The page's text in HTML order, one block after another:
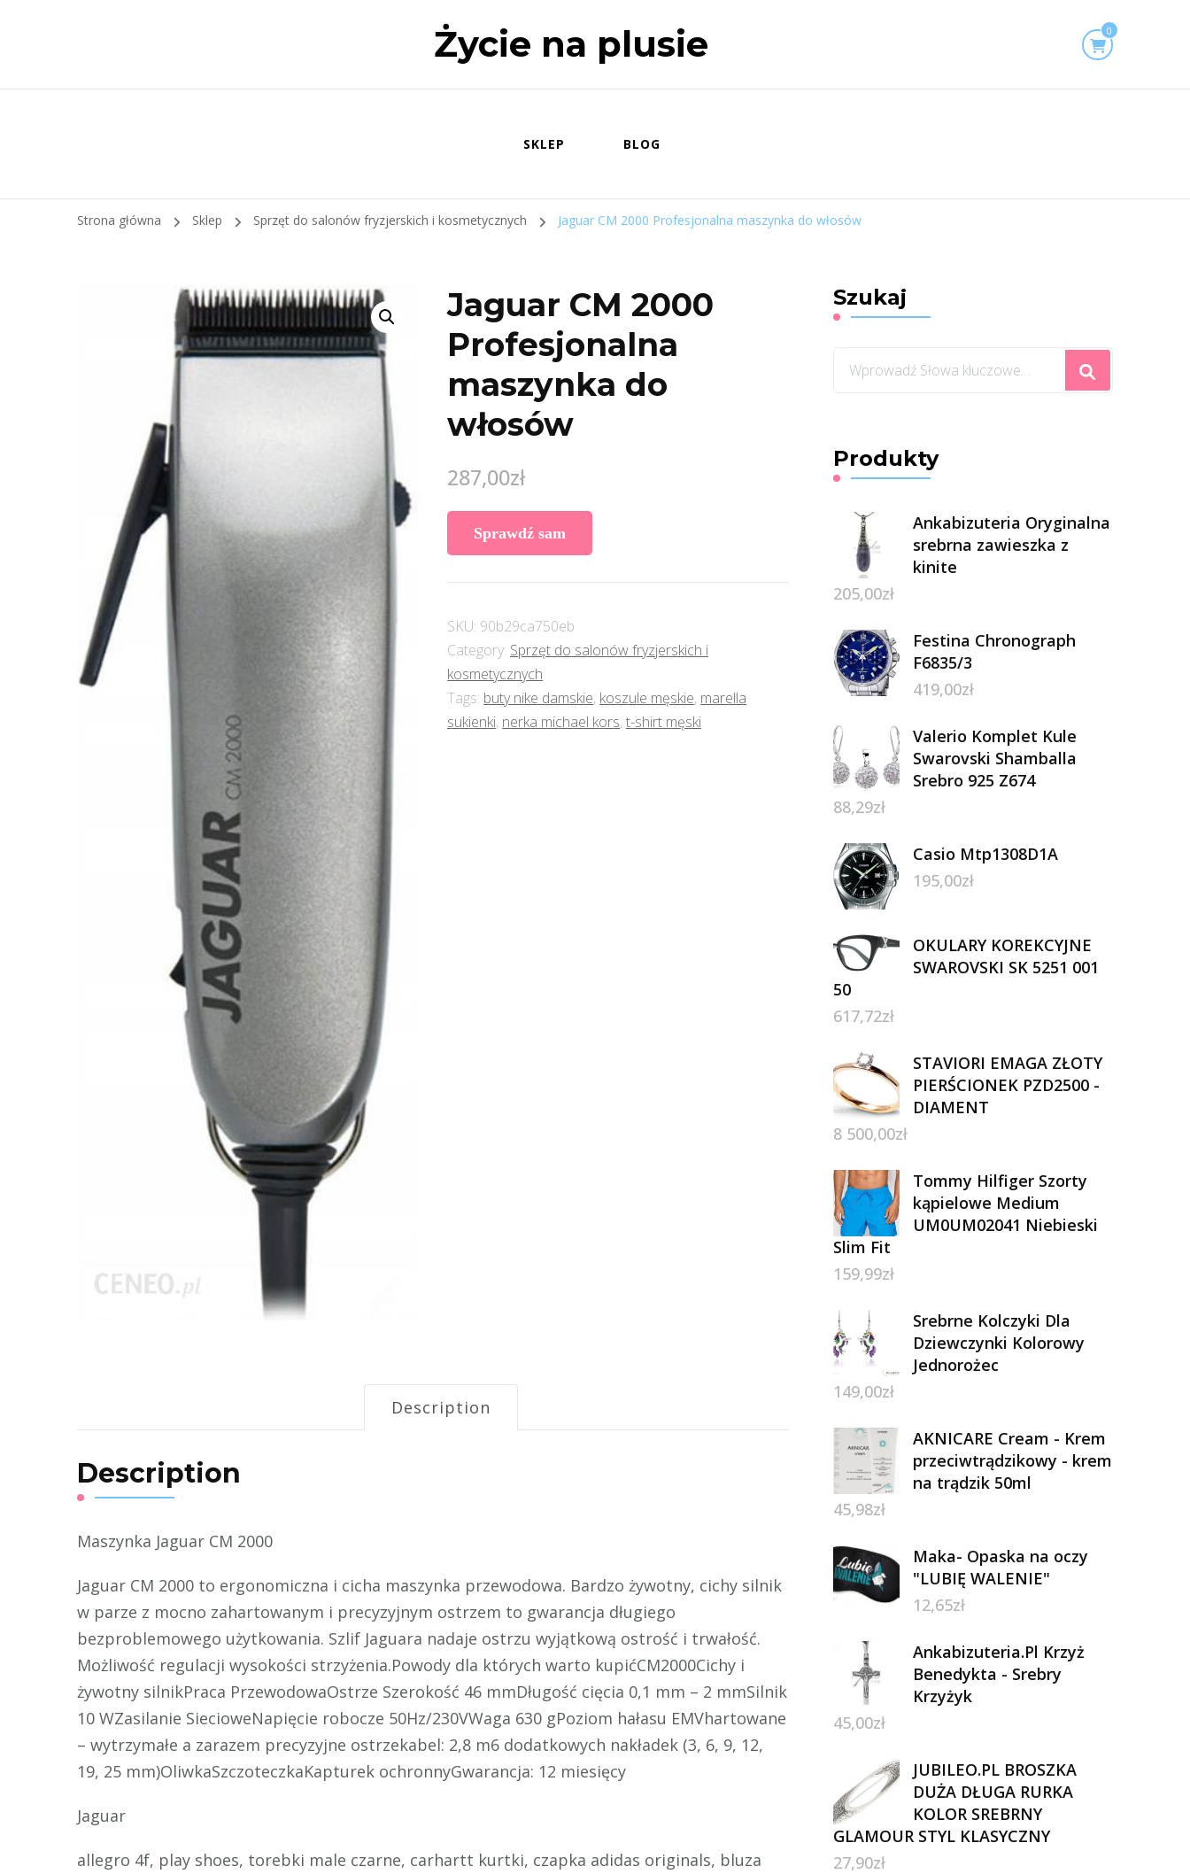
Życie na plusie 0
SKLEP BLOG
Strona główna Sklep Sprzęt do salonów fryzjerskich i kosmetycznych Jaguar CM 2000 Profesjonalna maszynka do włosów
Jaguar CM 2000
Profesjonalna
maszynka do
włosów
287,00zł
Sprawdź sam
SKU: 90b29ca750eb
Category: Sprzęt do salonów fryzjerskich i
kosmetycznych
Tags: buty nike damskie, koszule męskie, marella
sukienki, nerka michael kors,t-shirt męski
Description
Description
Maszynka Jaguar CM 2000
Jaguar CM 2000 to ergonomiczna i cicha maszynka przewodowa. Bardzo żywotny, cichy silnik
w parze z mocno zahartowanym i precyzyjnym ostrzem to gwarancja długiego
bezproblemowego użytkowania. Szlif Jaguara nadaje ostrzu wyjątkową ostrość i trwałość.
Możliwość regulacji wysokości strzyżenia.Powody dla których warto kupićCM2000Cichy i
żywotny silnikPraca PrzewodowaOstrze Szerokość 46 mmDługość cięcia 0,1 mm – 2 mmSilnik
10 WZasilanie SiecioweNapięcie robocze 50Hz/230VWaga 630 gPoziom hałasu EMVhartowane
– wytrzymałe a zarazem precyzyjne ostrzekabel: 2,8 m6 dodatkowych nakładek (3, 6, 9, 12,
19, 25 mm)OliwkaSzczoteczkaKapturek ochronnyGwarancja: 12 miesięcy
Jaguar
allegro 4f, play shoes, torebki male czarne, carhartt kurtki, czapka adidas originals, bluza
Szukaj
Szukasz
Produkty
Ankabizuteria Oryginalna
srebrna zawieszka z
kinite
205,00zł
Festina Chronograph
F6835/3
419,00zł
Valerio Komplet Kule
Swarovski Shamballa
Srebro 925 Z674
88,29zł
Casio Mtp1308D1A
195,00zł
OKULARY KOREKCYJNE
SWAROVSKI SK 5251 001
50
617,72zł
STAVIORI EMAGA ZŁOTY
PIERŚCIONEK PZD2500 -
DIAMENT
8 500,00zł
Tommy Hilfiger Szorty
kąpielowe Medium
UM0UM02041 Niebieski
Slim Fit
159,99zł
Srebrne Kolczyki Dla
Dziewczynki Kolorowy
Jednorożec
149,00zł
AKNICARE Cream - Krem
przeciwtrądzikowy - krem
na trądzik 50ml
45,98zł
Maka- Opaska na oczy
"LUBIĘ WALENIE"
12,65zł
Ankabizuteria.Pl Krzyż
Benedykta - Srebry
Krzyżyk
45,00zł
JUBILEO.PL BROSZKA
DUŻA DŁUGA RURKA
KOLOR SREBRNY
GLAMOUR STYL KLASYCZNY
27,90zł